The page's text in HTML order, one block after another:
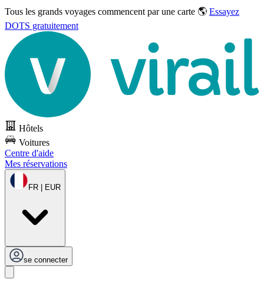
Tous les grands voyages commencent par une carte 🌎 Essayez
DOTS gratuitement
Hôtels
Voitures
Centre d'aide
Mes réservations
FR | EUR
se connecter